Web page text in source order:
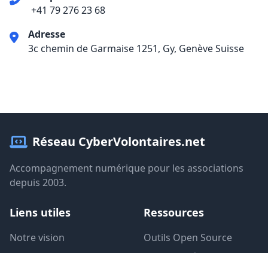
+41 79 276 23 68
Adresse
3c chemin de Garmaise 1251, Gy, Genève Suisse
Réseau CyberVolontaires.net
Accompagnement numérique pour les associations
depuis 2003.
Liens utiles
Notre vision
Ressources
Outils Open Source